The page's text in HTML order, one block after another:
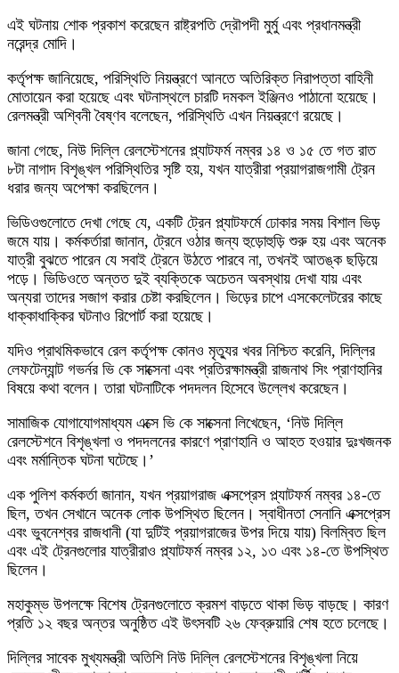
এই ঘটনায় শোক প্রকাশ করেছেন রাষ্ট্রপতি দ্রৌপদী মুর্মু এবং প্রধানমন্ত্রী
নরেন্দ্র মোদি।
কর্তৃপক্ষ জানিয়েছে, পরিস্থিতি নিয়ন্ত্রণে আনতে অতিরিক্ত নিরাপত্তা বাহিনী
মোতায়েন করা হয়েছে এবং ঘটনাস্থলে চারটি দমকল ইঞ্জিনও পাঠানো হয়েছে।
রেলমন্ত্রী অশ্বিনী বৈষ্ণব বলেছেন, পরিস্থিতি এখন নিয়ন্ত্রণে রয়েছে।
জানা গেছে, নিউ দিল্লি রেলস্টেশনের প্ল্যাটফর্ম নম্বর ১৪ ও ১৫ তে গত রাত
৮টা নাগাদ বিশৃঙ্খল পরিস্থিতির সৃষ্টি হয়, যখন যাত্রীরা প্রয়াগরাজগামী ট্রেন
ধরার জন্য অপেক্ষা করছিলেন।
ভিডিওগুলোতে দেখা গেছে যে, একটি ট্রেন প্ল্যাটফর্মে ঢোকার সময় বিশাল ভিড়
জমে যায়। কর্মকর্তারা জানান, ট্রেনে ওঠার জন্য হুড়োহুড়ি শুরু হয় এবং অনেক
যাত্রী বুঝতে পারেন যে সবাই ট্রেনে উঠতে পারবে না, তখনই আতঙ্ক ছড়িয়ে
পড়ে। ভিডিওতে অন্তত দুই ব্যক্তিকে অচেতন অবস্থায় দেখা যায় এবং
অন্যরা তাদের সজাগ করার চেষ্টা করছিলেন। ভিড়ের চাপে এসকেলেটরের কাছে
ধাক্কাধাক্কির ঘটনাও রিপোর্ট করা হয়েছে।
যদিও প্রাথমিকভাবে রেল কর্তৃপক্ষ কোনও মৃত্যুর খবর নিশ্চিত করেনি, দিল্লির
লেফটেন্যান্ট গভর্নর ভি কে সাক্সেনা এবং প্রতিরক্ষামন্ত্রী রাজনাথ সিং প্রাণহানির
বিষয়ে কথা বলেন। তারা ঘটনাটিকে পদদলন হিসেবে উল্লেখ করেছেন।
সামাজিক যোগাযোগমাধ্যম এক্সে ভি কে সাক্সেনা লিখেছেন, ‘নিউ দিল্লি
রেলস্টেশনে বিশৃঙ্খলা ও পদদলনের কারণে প্রাণহানি ও আহত হওয়ার দুঃখজনক
এবং মর্মান্তিক ঘটনা ঘটেছে।’
এক পুলিশ কর্মকর্তা জানান, যখন প্রয়াগরাজ এক্সপ্রেস প্ল্যাটফর্ম নম্বর ১৪-তে
ছিল, তখন সেখানে অনেক লোক উপস্থিত ছিলেন। স্বাধীনতা সেনানি এক্সপ্রেস
এবং ভুবনেশ্বর রাজধানী (যা দুটিই প্রয়াগরাজের উপর দিয়ে যায়) বিলম্বিত ছিল
এবং এই ট্রেনগুলোর যাত্রীরাও প্ল্যাটফর্ম নম্বর ১২, ১৩ এবং ১৪-তে উপস্থিত
ছিলেন।
মহাকুম্ভ উপলক্ষে বিশেষ ট্রেনগুলোতে ক্রমশ বাড়তে থাকা ভিড় বাড়ছে। কারণ
প্রতি ১২ বছর অন্তর অনুষ্ঠিত এই উৎসবটি ২৬ ফেব্রুয়ারি শেষ হতে চলেছে।
দিল্লির সাবেক মুখ্যমন্ত্রী অতিশি নিউ দিল্লি রেলস্টেশনের বিশৃঙ্খলা নিয়ে